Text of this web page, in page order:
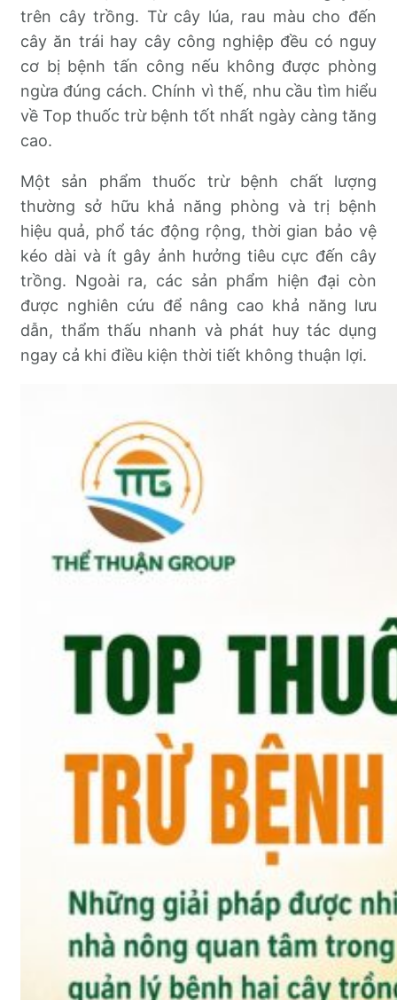
trên cây trồng. Từ cây lúa, rau màu cho đến
cây ăn trái hay cây công nghiệp đều có nguy
cơ bị bệnh tấn công nếu không được phòng
ngừa đúng cách. Chính vì thế, nhu cầu tìm hiểu
về Top thuốc trừ bệnh tốt nhất ngày càng tăng
cao.
Một sản phẩm thuốc trừ bệnh chất lượng
thường sở hữu khả năng phòng và trị bệnh
hiệu quả, phổ tác động rộng, thời gian bảo vệ
kéo dài và ít gây ảnh hưởng tiêu cực đến cây
trồng. Ngoài ra, các sản phẩm hiện đại còn
được nghiên cứu để nâng cao khả năng lưu
dẫn, thẩm thấu nhanh và phát huy tác dụng
ngay cả khi điều kiện thời tiết không thuận lợi.